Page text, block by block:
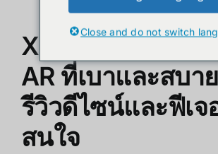
Xreal Air2 Ultra
AR ที่เบาและสบา
รีวิวดีไซน์และฟีเจ
สนใจ
Close and do not switch